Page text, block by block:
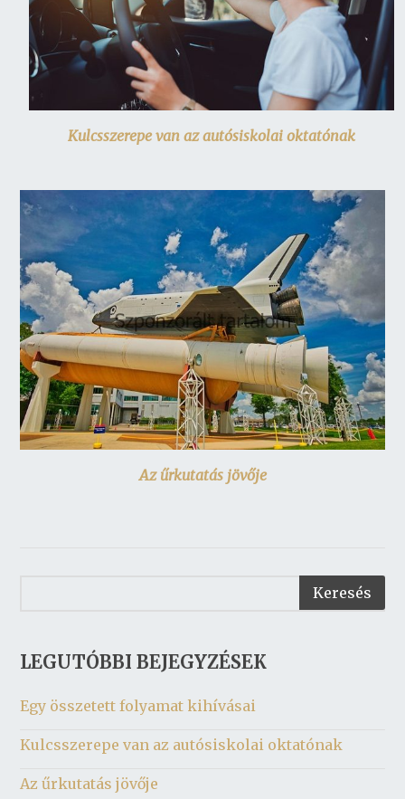
Kulcsszerepe van az autósiskolai oktatónak
Az űrkutatás jövője
LEGUTÓBBI BEJEGYZÉSEK
Egy összetett folyamat kihívásai
Kulcsszerepe van az autósiskolai oktatónak
Az űrkutatás jövője